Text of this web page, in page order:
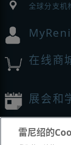
全球分支机
在线商
展会和
雷尼绍的